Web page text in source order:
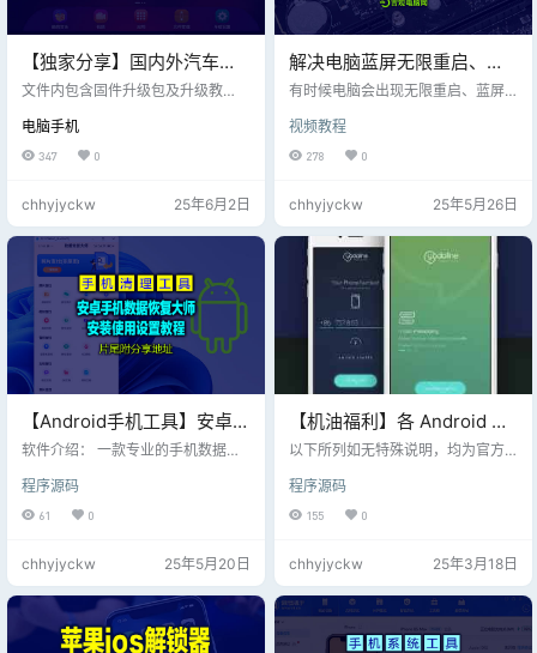
【独家分享】国内外汽车品
牌机车固件包下载大全，详
800G大文件刷机固件分享
文件内包含固件升级包及升级教
德地图、手机互联软件、智慧云控
收集不易，是各大汽车配件、车企
维护、汽配维修等行业的福利，实
行固件升级刷机；【本站点分享资
源，不提供技术支持，如需技术支
持，请提交工单】 1、德国品牌：宝
马、奔驰、保时捷、巴博斯、奥
迪、大众、欧包、迈巴赫、大众、
威兹曼、阿波罗 2、意大利品牌：阿
尔法罗密欧、蓝旗亚、菲亚特、兰
博…
电脑手机
347 0
chhyjyckw 25年6月2日
解决电脑蓝屏无限重启、老
主板刷机的视频教程分享，
有时候电脑会出现无限重启、蓝屏
需要升级BIOS固件； 本案详细介绍
了主板BIOS文件下载、刷机、设置
等方法，本案型号为：华硕B75M-L
视频教程
278 0
chhyjyckw 25年5月26日
【Android手机工具】安卓手
机数据恢复大师v6.10最新
软件介绍： 一款专业的手机数据恢
除、格式化、系统崩溃等原因导致
的数据丢失。该应用支持恢复各种
程序源码
61 0
chhyjyckw 25年5月20日
【机油福利】各 Android 手
机厂商 Bootloader 解锁 / 内
以下所列如无特殊说明，均为官方
锁 Bootloader 可能会导致失去保
修、降低设备安全性，甚至引发数
作。 关于「自定义信任根」功能，
请参考 Android 开发者文档 ✅ 支持/
是 | 可点击 ⚠️ 名义上支持但实际上
近乎不支持 | 可点击 ⏹ 部分支持/部
分开源/部分保修 | 可点击 ❌ 不支持/
程序源码
155 0
chhyjyckw 25年3月18日